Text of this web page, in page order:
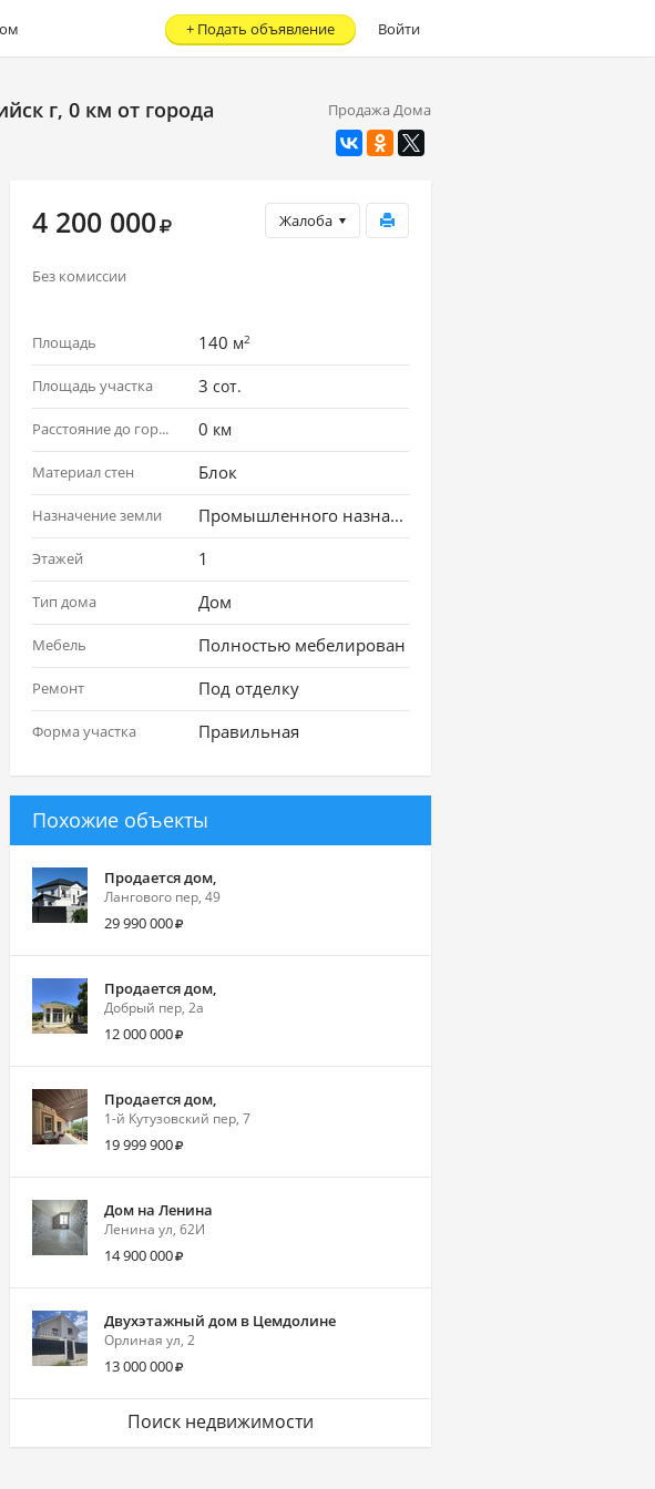
Войти
+ Подать объявление
Продажа Дома
г, 0 км от города
Жалоба
4 200 000
Без комиссии
Площадь 140 м2
Площадь участка 3 сот.
Расстояние до города 0 км
Материал стен Блок
Назначение земли Промышленного назначения
Этажей 1
Тип дома Дом
Мебель Полностью мебелирован
Ремонт Под отделку
Форма участка Правильная
Похожие объекты
Продается дом,
Лангового пер, 49
29 990 000
Продается дом,
Добрый пер, 2а
12 000 000
Продается дом,
1-й Кутузовский пер, 7
19 999 900
Дом на Ленина
Ленина ул, 62И
14 900 000
Двухэтажный дом в Цемдолине
Орлиная ул, 2
13 000 000
Поиск недвижимости